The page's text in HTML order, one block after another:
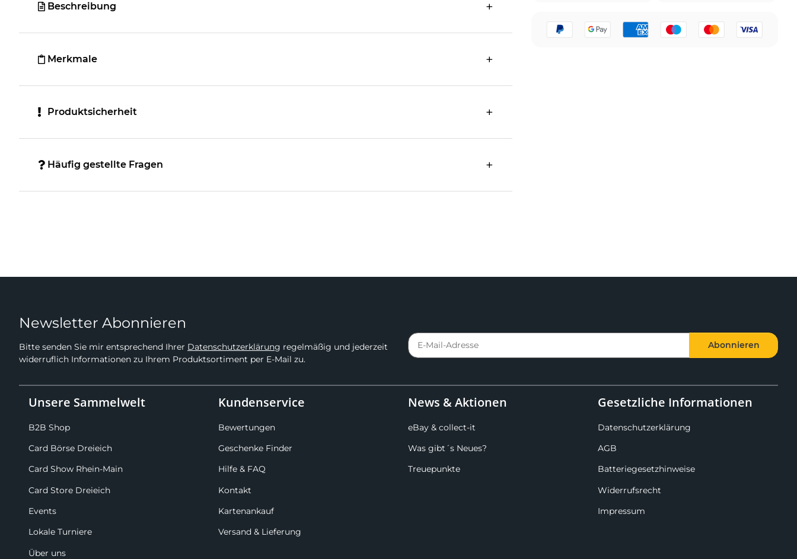
Beschreibung
Merkmale
Produktsicherheit
Häufig gestellte Fragen
Newsletter Abonnieren
Bitte senden Sie mir entsprechend Ihrer Datenschutzerklärung regelmäßig und jederzeit
widerruflich Informationen zu Ihrem Produktsortiment per E-Mail zu.
Abonnieren
Unsere Sammelwelt
B2B Shop
Card Börse Dreieich
Card Show Rhein-Main
Card Store Dreieich
Events
Lokale Turniere
Über uns
Kundenservice
Bewertungen
Geschenke Finder
Hilfe & FAQ
Kontakt
Kartenankauf
Versand & Lieferung
News & Aktionen
eBay & collect-it
Was gibt´s Neues?
Treuepunkte
Gesetzliche Informationen
Datenschutzerklärung
AGB
Batteriegesetzhinweise
Widerrufsrecht
Impressum